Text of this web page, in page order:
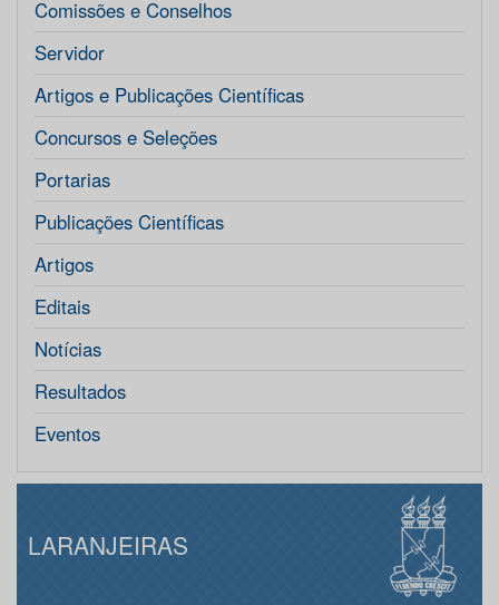
Comissões e Conselhos
Servidor
Artigos e Publicações Científicas
Concursos e Seleções
Portarias
Publicações Científicas
Artigos
Editais
Notícias
Resultados
Eventos
LARANJEIRAS